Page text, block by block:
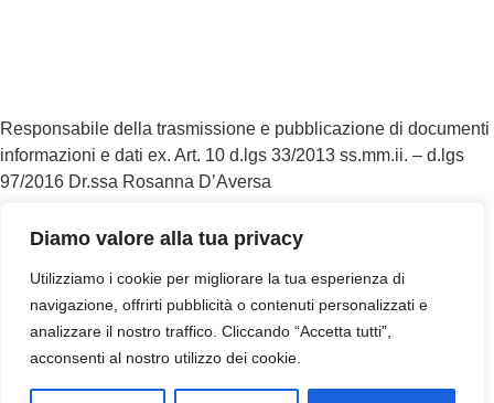
Diamo valore alla tua privacy
Utilizziamo i cookie per migliorare la tua esperienza di
navigazione, offrirti pubblicità o contenuti personalizzati e
analizzare il nostro traffico. Cliccando “Accetta tutti”,
acconsenti al nostro utilizzo dei cookie.
Responsabile della trasmissione e pubblicazione di documenti
informazioni e dati ex. Art. 10 d.lgs 33/2013 ss.mm.ii. – d.lgs
97/2016 Dr.ssa Rosanna D’Aversa
Conformità
Privacy Policy
Dichiarazione di accessibilità